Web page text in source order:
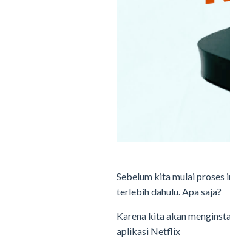
Sebelum kita mulai proses
terlebih dahulu. Apa saja?
Karena kita akan
aplikasi Netflix